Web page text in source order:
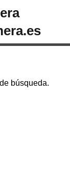
búsqueda.